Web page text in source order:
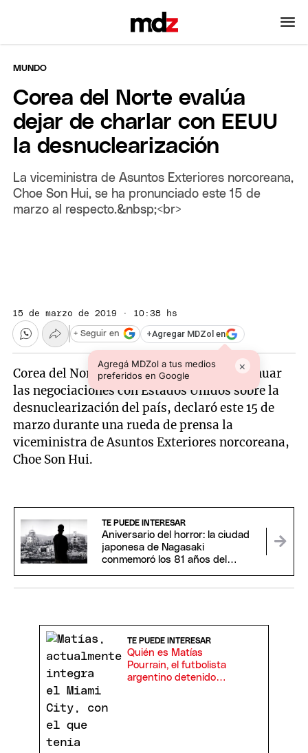
MUNDO
Corea del Norte evalúa
dejar de charlar con EEUU
la desnuclearización
La viceministra de Asuntos Exteriores norcoreana,
Choe Son Hui, se ha pronunciado este 15 de
marzo al respecto.&nbsp;<br>
15 de marzo de 2019 · 10:38 hs
+Agregar MDZol en
Agregá MDZol a tus medios
preferidos en Google
×
+ Seguir en
Corea del Norte tiene planes para no continuar
las negociaciones con Estados Unidos sobre la
desnuclearización del país, declaró este 15 de
marzo durante una rueda de prensa la
viceministra de Asuntos Exteriores norcoreana,
Choe Son Hui.
TE PUEDE INTERESAR
Aniversario del horror: la ciudad
japonesa de Nagasaki
conmemoró los 81 años del
TE PUEDE INTERESAR
Quién es Matías
Pourrain, el futbolista
argentino detenido